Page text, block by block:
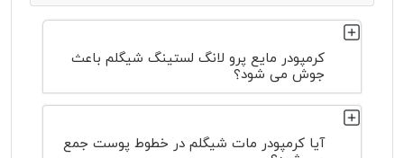
کرمپودر مایع پرو لانگ لستینگ شیگلم باعث
جوش می شود؟
آیا کرمپودر مات شیگلم در خطوط پوست جمع